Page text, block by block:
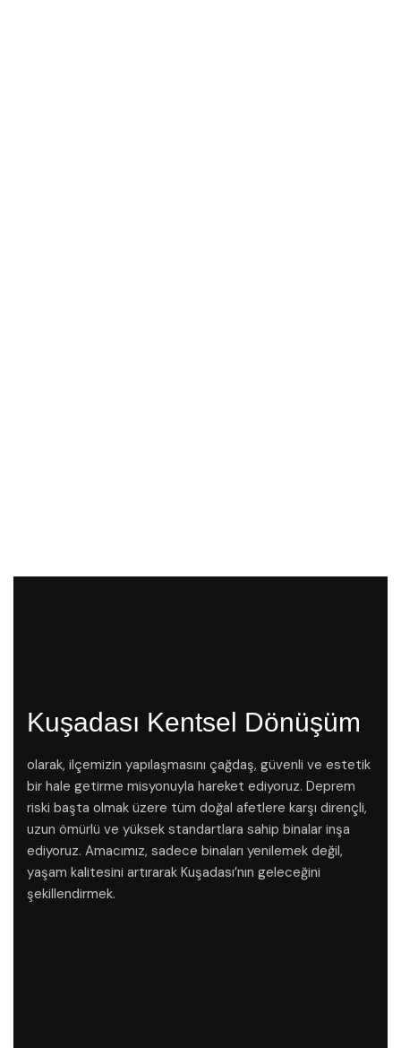
Kuşadası Kentsel Dönüşüm
olarak, ilçemizin yapılaşmasını çağdaş, güvenli ve estetik
bir hale getirme misyonuyla hareket ediyoruz. Deprem
riski başta olmak üzere tüm doğal afetlere karşı dirençli,
uzun ömürlü ve yüksek standartlara sahip binalar inşa
ediyoruz. Amacımız, sadece binaları yenilemek değil,
yaşam kalitesini artırarak Kuşadası’nın geleceğini
şekillendirmek.